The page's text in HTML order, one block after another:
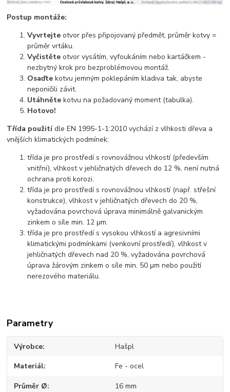
Postup montáže:
Vyvrtejte otvor přes připojovaný předmět, průměr kotvy =
průměr vrtáku.
Vyčistěte otvor vysátím, vyfoukáním nebo kartáčkem -
nezbytný krok pro bezproblémovou montáž.
Osaďte kotvu jemným poklepáním kladiva tak, abyste
neponičili závit.
Utáhněte kotvu na požadovaný moment (tabulka).
Hotovo!
Třída použitídle EN 1995-1-1:2010 vychází z vlhkosti dřeva a
vnějších klimatických podmínek:
třída je pro prostředí s rovnovážnou vlhkostí (především
vnitřní), vlhkost v jehličnatých dřevech do 12 %, není nutná
ochrana proti korozi.
třída je pro prostředí s rovnovážnou vlhkostí (např. střešní
konstrukce), vlhkost v jehličnatých dřevech do 20 %,
vyžadována povrchová úprava minimálně galvanickým
zinkem o síle min. 12 μm.
třída je pro prostředí s vysokou vlhkostí a agresivními
klimatickými podmínkami (venkovní prostředí), vlhkost v
jehličnatých dřevech nad 20 %, vyžadována povrchová
úprava žárovým zinkem o síle min. 50 μm nebo použití
nerezového materiálu.
Parametry
Výrobce Hašpl
Materiál Fe - ocel
Průměr Ø 16 mm